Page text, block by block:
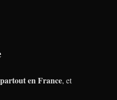
partout en France, et